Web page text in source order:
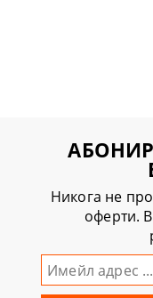
Никога не
оферти.